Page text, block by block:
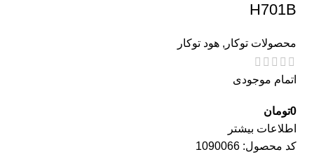
H701B
محصولات توکار , هود توکار
اتمام موجودی
0تومان
اطلاعات بیشتر
کد محصول: 1090066